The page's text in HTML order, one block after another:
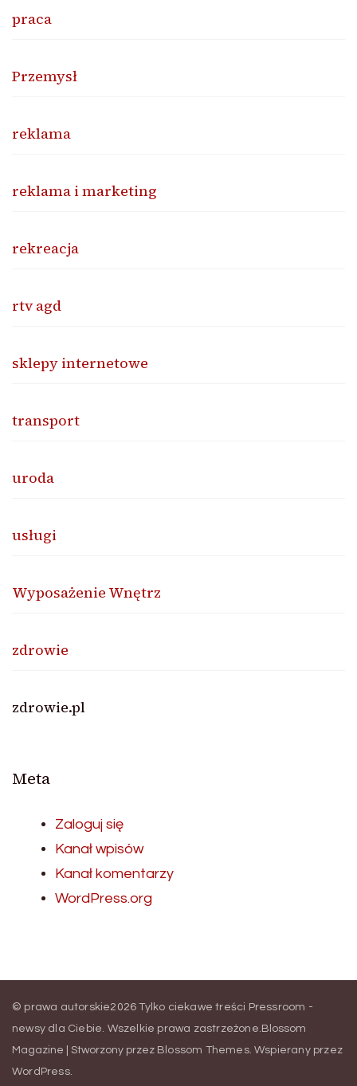
praca
Przemysł
reklama
reklama i marketing
rekreacja
rtv agd
sklepy internetowe
transport
uroda
usługi
Wyposażenie Wnętrz
zdrowie
zdrowie.pl
Meta
Zaloguj się
Kanał wpisów
Kanał komentarzy
WordPress.org
© prawa autorskie2026Tylko ciekawe treści Pressroom -
newsy dla Ciebie. Wszelkie prawa zastrzeżone.Blossom
Magazine | Stworzony przez Blossom Themes. Wspierany przez
WordPress.